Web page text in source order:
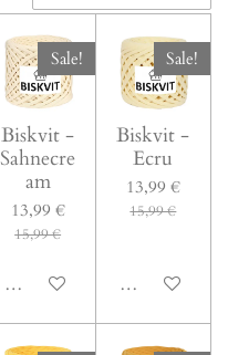
Sale!
Biskvit -
Sahnecre
am
13,99 €
15,99 €
In den Warenkorb
Sale!
Biskvit -
Ecru
13,99 €
15,99 €
In den